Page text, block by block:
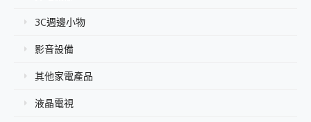
3C週邊小物
影音設備
其他家電產品
液晶電視